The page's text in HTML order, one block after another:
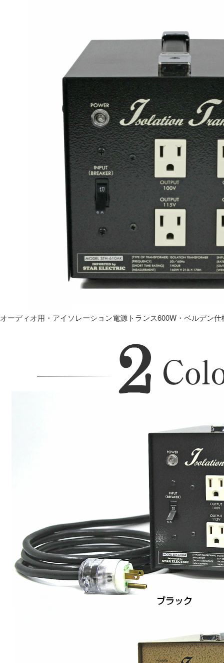
オーディオ用・アイソレーション電源トランス600W・ベルデン仕